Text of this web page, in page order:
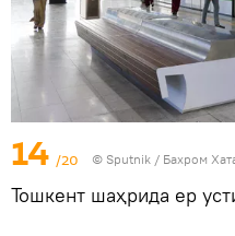
14 /20 © Sputnik / Бахром
Тошкент шаҳрида ер